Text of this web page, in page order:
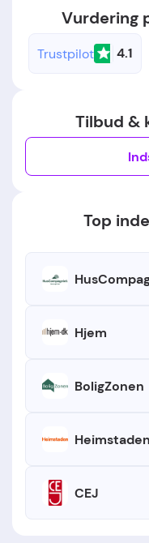
Vurdering
Trustpilot 4.1
Tilbud &
Top
Hjem
BoligZonen
Heimstaden
CEJ